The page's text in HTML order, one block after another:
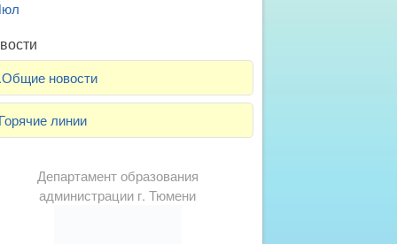
.Общие новости
Горячие линии
Департамент образования
администрации г. Тюмени